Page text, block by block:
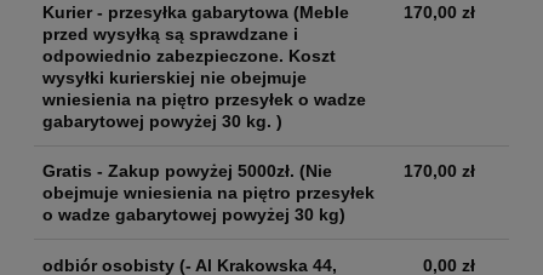
Kurier - przesyłka gabarytowa (Meble
przed wysyłką są sprawdzane i
odpowiednio zabezpieczone. Koszt
wysyłki kurierskiej nie obejmuje
wniesienia na piętro przesyłek o wadze
gabarytowej powyżej 30 kg. )
170,00 zł
Gratis - Zakup powyżej 5000zł. (Nie
obejmuje wniesienia na piętro przesyłek
o wadze gabarytowej powyżej 30 kg)
170,00 zł
odbiór osobisty (- Al Krakowska 44,
0,00 zł